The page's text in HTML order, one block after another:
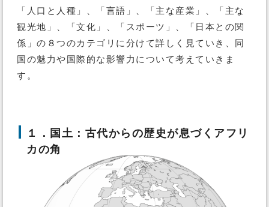
「人口と人種」、「言語」、「主な産業」、「主な
観光地」、「文化」、「スポーツ」、「日本との関
係」の８つのカテゴリに分けて詳しく見ていき、同
国の魅力や国際的な影響力について考えていきま
す。
１．国土：古代からの歴史が息づくアフリ
カの角